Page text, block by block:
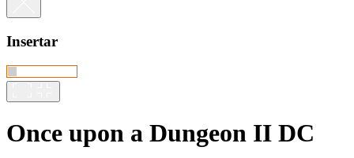
Insertar
Once upon a Dungeon II DC